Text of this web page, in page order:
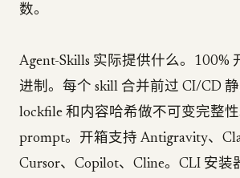
数。
Agent-Skills 实际提供什么。100%
进制。每个 skill 合并前过 CI/CD
lockfile 和内容哈希做不可变完整
prompt。开箱支持 Antigravity、
Cursor、Copilot、Cline。CLI 安装